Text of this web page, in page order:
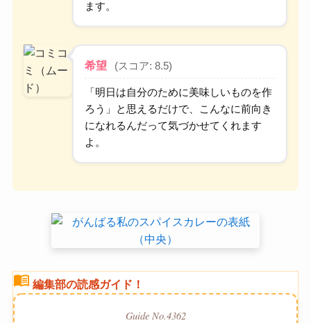
ます。
希望 (スコア: 8.5)
「明日は自分のために美味しいものを作
ろう」と思えるだけで、こんなに前向き
になれるんだって気づかせてくれます
よ。
menu_book 編集部の読感ガイド！
Guide No.4362